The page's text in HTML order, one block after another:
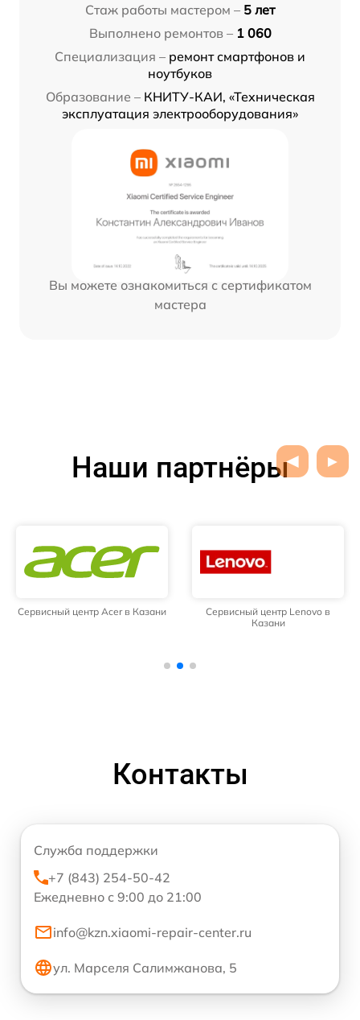
Стаж работы мастером – 5 лет
Выполнено ремонтов – 1 060
Специализация – ремонт смартфонов и
ноутбуков
Образование – КНИТУ-КАИ, «Техническая
эксплуатация электрооборудования»
Вы можете ознакомиться с сертификатом
мастера
Наши партнёры
Сервисный центр Acer в Казани
Сервисный центр Lenovo в
Казани
Контакты
Служба поддержки
+7 (843) 254-50-42
Ежедневно с 9:00 до 21:00
info@kzn.xiaomi-repair-center.ru
ул. Марселя Салимжанова, 5